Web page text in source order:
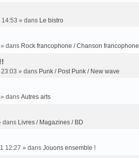
» dans Le bistro
dans Rock francophone / Chanson francophone
» dans Punk / Post Punk / New wave
dans Autres arts
dans Livres / Magazines / BD
12:27 » dans Jouons ensemble !